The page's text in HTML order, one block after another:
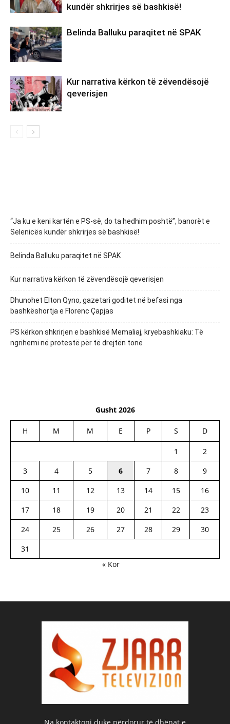
kundër shkrirjes së bashkisë!
Belinda Balluku paraqitet në SPAK
Kur narrativa kërkon të zëvendësojë
qeverisjen
“Ja ku e keni kartën e PS-së, do ta hedhim poshtë”, banorët e
Selenicës kundër shkrirjes së bashkisë!
Belinda Balluku paraqitet në SPAK
Kur narrativa kërkon të zëvendësojë qeverisjen
Dhunohet Elton Qyno, gazetari goditet në befasi nga
bashkëshortja e Florenc Çapjas
PS kërkon shkrirjen e bashkisë Memaliaj, kryebashkiaku: Të
ngrihemi në protestë për të drejtën tonë
Gusht 2026
H M M E P S D
1
2
3
4 5 6 7 8
9
10
11 12 13 14 15
16
17
18 19 20 21 22
23
24
25 26 27 28 29
30
31
« Kor